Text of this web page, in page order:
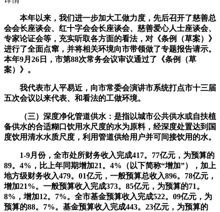
本年以来，我们进一步加大工做力度，先后召开了慈善总
会会长座谈会、红十字会会长座谈会、慈善爱心人士座谈会、
专家论证会等，充实听取各方面的看法，对《条例（草案）》
进行了全面点窜，并将相关环境向市带领做了专题报告请示。
本年9月26日，市第88次常务会议审议通过了《条例（草
案）》。
我代表市人平易近，向市常委会演讲市系统打点市十三届
五次会议以来代表、和看法的工做环境。
（三）深度净化管道供水：是指以城市公共供水或自扶植
备供水的合适糊口饮用水尺度的水为原料，经深度处置达到国
度饮用清水水质尺度，利用管道供给用户并可间接饮用的水。
1-9月份，全市处所财务收入完成417。77亿元，为预算的
89。4%，比上年同期增加21。4%（以下简称“增加”），加上
地方级财务收入479。01亿元，一般预算总收入896。78亿元，
增加21%。一般预算收入完成373。85亿元，为预算的71。
8%，增加12。7%。全市基金预算收入完成522。09亿元，为
预算的88。7%。基金预算收入完成443。23亿元，为预算的